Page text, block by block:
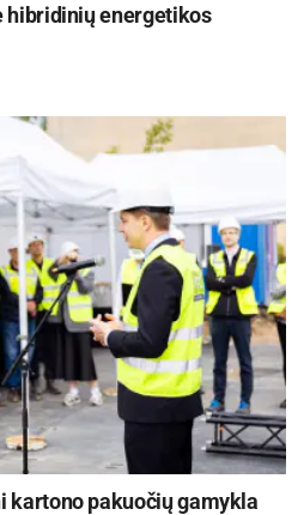
hibridinių energetikos
kartono pakuočių gamykla